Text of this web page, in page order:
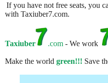
If you have not free seats, you
with Taxiuber7.com.
Taxiuber .com - We work
Make the world green!!! Save